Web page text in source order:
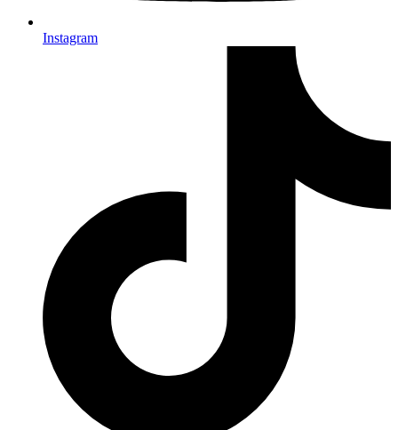
Instagram